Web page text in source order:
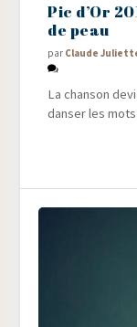
Pic d’Or
de peau
par Claude
La chan­son
dan­ser les mots